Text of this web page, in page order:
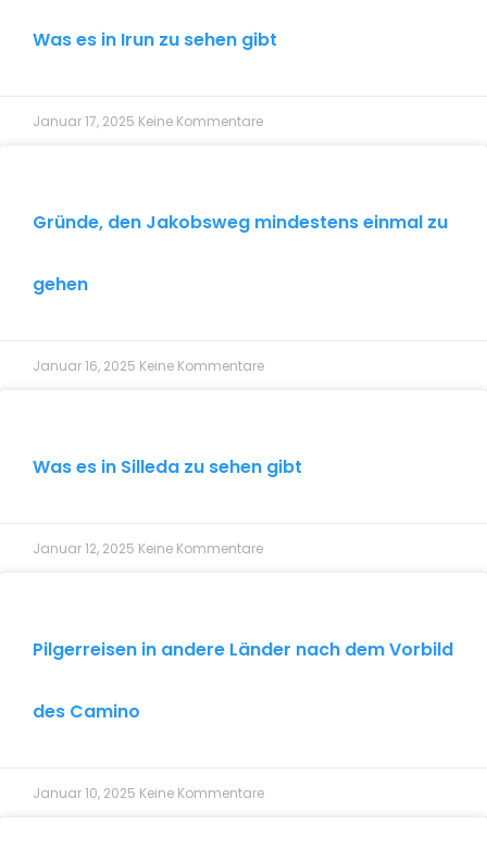
Was es in Irun zu sehen gibt
Januar 17, 2025 Keine Kommentare
Gründe, den Jakobsweg mindestens einmal zu
gehen
Januar 16, 2025 Keine Kommentare
Was es in Silleda zu sehen gibt
Januar 12, 2025 Keine Kommentare
Pilgerreisen in andere Länder nach dem Vorbild
des Camino
Januar 10, 2025 Keine Kommentare